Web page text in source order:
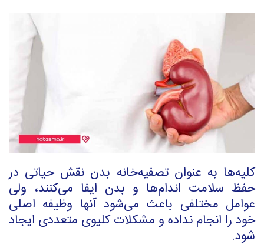
کلیه‌ها به عنوان تصفیه‌خانه‌ بدن نقش حیاتی در
حفظ سلامت اندام‌ها و بدن ایفا می‌کنند، ولی
عوامل مختلفی باعث می‌شود آنها وظیفه اصلی
خود را انجام نداده و مشکلات کلیوی متعددی ایجاد
شود.